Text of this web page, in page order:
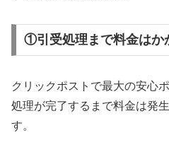
①引受処理まで料金はか
クリックポストで最大の安心
処理が完了するまで料金は発
す。